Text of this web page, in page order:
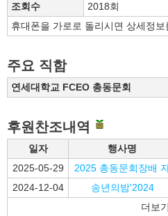
조회수
2018회
휴대폰을 가로로 돌리시면 상세정
주요 직함
연세대학교 FCEO 총동문회
후원찬조내역
일자 행사명
2025-05-29
2025 총동문회장배
2024-12-04
송년의밤'2024
더보기